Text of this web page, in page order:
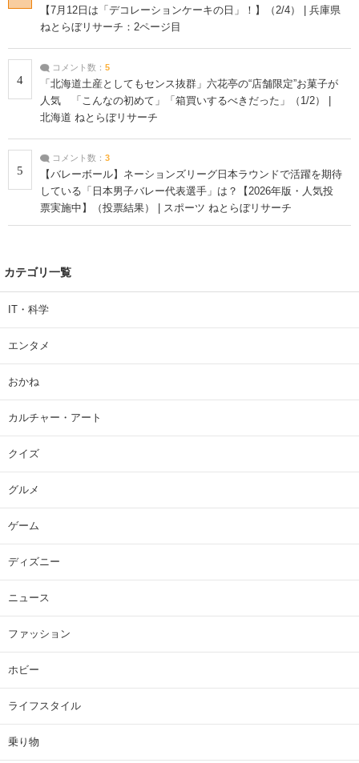
【7月12日は「デコレーションケーキの日」！】（2/4） | 兵庫県
ねとらぼリサーチ：2ページ目
4
コメント数： 5
「北海道土産としてもセンス抜群」六花亭の“店舗限定”お菓子が
人気 「こんなの初めて」「箱買いするべきだった」（1/2） |
北海道 ねとらぼリサーチ
5
コメント数： 3
【バレーボール】ネーションズリーグ日本ラウンドで活躍を期待
している「日本男子バレー代表選手」は？【2026年版・人気投
票実施中】（投票結果） | スポーツ ねとらぼリサーチ
カテゴリ一覧
IT・科学
エンタメ
おかね
カルチャー・アート
クイズ
グルメ
ゲーム
ディズニー
ニュース
ファッション
ホビー
ライフスタイル
乗り物